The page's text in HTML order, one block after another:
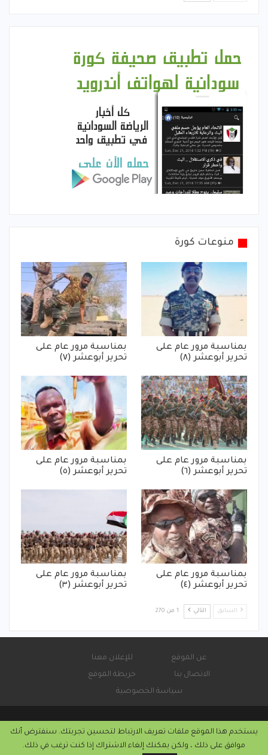
منوعات كورة
بمناسبة مرور عام على
تحرير أبوعشر (٨)
بمناسبة مرور عام على
تحرير أبوعشر (٧)
بمناسبة مرور عام على
تحرير أبوعشر (٦)
بمناسبة مرور عام على
تحرير أبوعشر (٥)
بمناسبة مرور عام على
تحرير أبوعشر (٤)
بمناسبة مرور عام على
تحرير أبوعشر (٣)
السابق التالي 1 من 270
عن الموقع
للإعلان معنا
الاتصال بنا
خريطة الموقع
سياسة الخصوصية
© 2026 - صحيفة كورة سودانية الإلكترونية.
يستخدم هذا الموقع ملفات تعريف الارتباط لتحسين تجربتك. سنفترض أنك
موافق على ذلك ، ولكن يمكنك إلغاء الاشتراك إذا كنت ترغب في ذلك.